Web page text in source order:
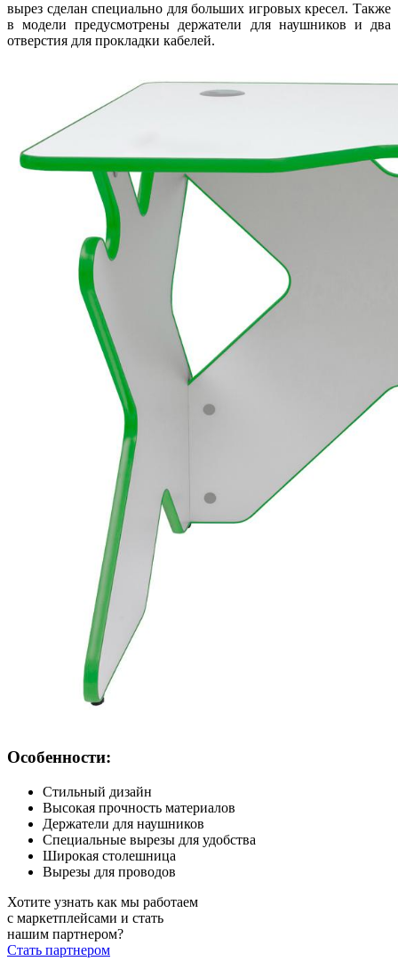
вырез сделан специально для больших игровых кресел. Также
в модели предусмотрены держатели для наушников и два
отверстия для прокладки кабелей.
Особенности:
Стильный дизайн
Высокая прочность материалов
Держатели для наушников
Специальные вырезы для удобства
Широкая столешница
Вырезы для проводов
Хотите узнать как мы работаем
с маркетплейсами и стать
нашим партнером?
Стать партнером